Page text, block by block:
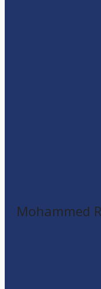
Mohammed